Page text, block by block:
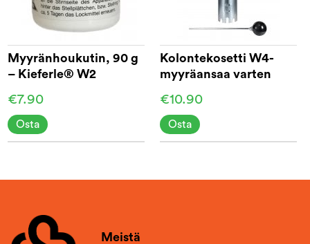
Myyränhoukutin, 90 g
– Kieferle® W2
€7.90
Osta
Kolontekosetti W4-
myyräansaa varten
€10.90
Osta
Meistä